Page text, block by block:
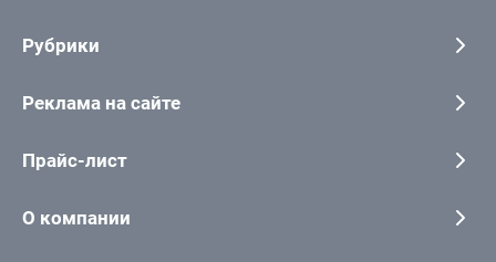
Рубрики
Реклама на сайте
Прайс-лист
О компании